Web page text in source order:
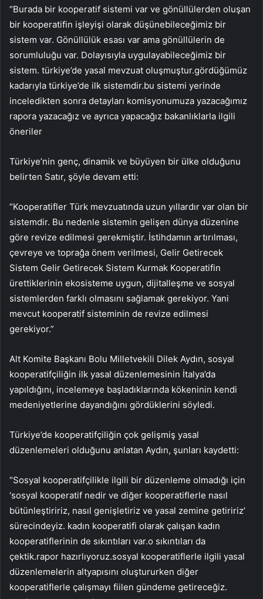
“Burada bir kooperatif sistemi var ve gönüllülerden oluşan
bir kooperatifin işleyişi olarak düşünebileceğimiz bir
sistem var. Gönüllülük esası var ama gönüllülerin de
sorumluluğu var. Dolayısıyla uygulayabileceğimiz bir
sistem. türkiye’de yasal mevzuat oluşmuştur.gördüğümüz
kadarıyla türkiye’de ilk sistemdir.bu sistemi yerinde
inceledikten sonra detayları komisyonumuza yazacağımız
rapora yazacağız ve ayrıca yapacağız bakanlıklarla ilgili
öneriler
Türkiye’nin genç, dinamik ve büyüyen bir ülke olduğunu
belirten Satır, şöyle devam etti:
“Kooperatifler Türk mevzuatında uzun yıllardır var olan bir
sistemdir. Bu nedenle sistemin gelişen dünya düzenine
göre revize edilmesi gerekmiştir. İstihdamın artırılması,
çevreye ve toprağa önem verilmesi, Gelir Getirecek
Sistem Gelir Getirecek Sistem Kurmak Kooperatifin
ürettiklerinin ekosisteme uygun, dijitalleşme ve sosyal
sistemlerden farklı olmasını sağlamak gerekiyor. Yani
mevcut kooperatif sisteminin de revize edilmesi
gerekiyor.”
Alt Komite Başkanı Bolu Milletvekili Dilek Aydın, sosyal
kooperatifçiliğin ilk yasal düzenlemesinin İtalya’da
yapıldığını, incelemeye başladıklarında kökeninin kendi
medeniyetlerine dayandığını gördüklerini söyledi.
Türkiye’de kooperatifçiliğin çok gelişmiş yasal
düzenlemeleri olduğunu anlatan Aydın, şunları kaydetti:
“Sosyal kooperatifçilikle ilgili bir düzenleme olmadığı için
‘sosyal kooperatif nedir ve diğer kooperatiflerle nasıl
bütünleştiririz, nasıl genişletiriz ve yasal zemine getiririz’
sürecindeyiz. kadın kooperatifi olarak çalışan kadın
kooperatiflerinin de sıkıntıları var.o sıkıntıları da
çektik.rapor hazırlıyoruz.sosyal kooperatiflerle ilgili yasal
düzenlemelerin altyapısını oluştururken diğer
kooperatiflerle çalışmayı fiilen gündeme getireceğiz.